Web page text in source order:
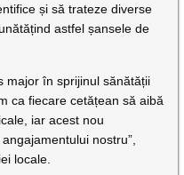
și să trateze diverse
astfel șansele de
major în sprijinul sănătății
ca fiecare cetățean să aibă
iar acest nou
nostru”,
locale.